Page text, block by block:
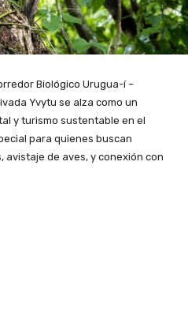
Biológico Urugua-í –
Yvytu se alza como un
y turismo sustentable en el
para quienes buscan
de aves, y conexión con